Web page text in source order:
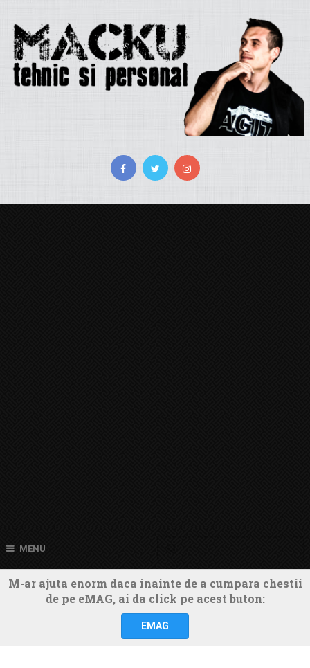
MENU
M-ar ajuta enorm daca inainte de a cumpara chestii
de pe eMAG, ai da click pe acest buton:
EMAG